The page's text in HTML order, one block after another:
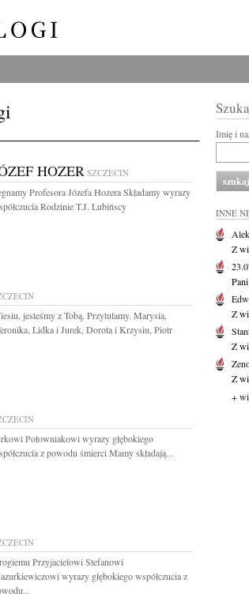
HOZERSZCZECIN
Profesora Józefa Hozera Składamy wyrazy
Rodzinie T.J. Lubińscy
jesteśmy z Tobą. Przytulamy. Marysia,
Lidka i Jurek, Dorota i Krzysiu, Piotr
Połowniakowi wyrazy głębokiego
z powodu śmierci Mamy składają...
Przyjacielowi Stefanowi
wyrazy głębokiego współczucia z
Imię i
INNE
Z
Z
Z
Z
+